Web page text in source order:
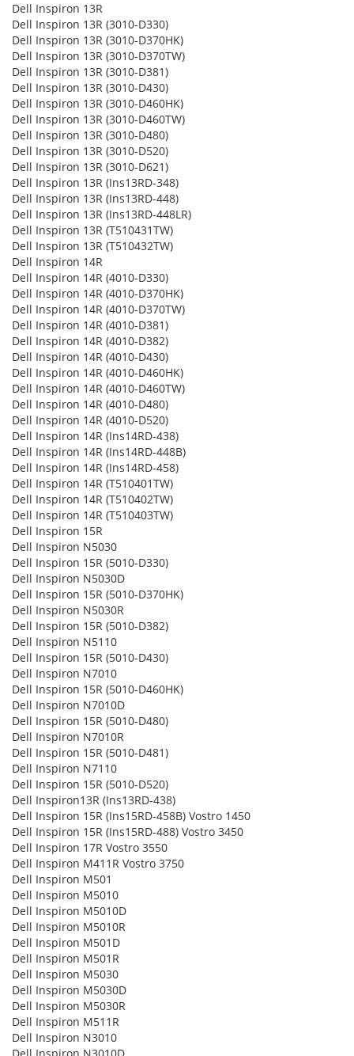
Dell Inspiron 13R
Dell Inspiron 13R (3010-D330)
Dell Inspiron 13R (3010-D370HK)
Dell Inspiron 13R (3010-D370TW)
Dell Inspiron 13R (3010-D381)
Dell Inspiron 13R (3010-D430)
Dell Inspiron 13R (3010-D460HK)
Dell Inspiron 13R (3010-D460TW)
Dell Inspiron 13R (3010-D480)
Dell Inspiron 13R (3010-D520)
Dell Inspiron 13R (3010-D621)
Dell Inspiron 13R (Ins13RD-348)
Dell Inspiron 13R (Ins13RD-448)
Dell Inspiron 13R (Ins13RD-448LR)
Dell Inspiron 13R (T510431TW)
Dell Inspiron 13R (T510432TW)
Dell Inspiron 14R
Dell Inspiron 14R (4010-D330)
Dell Inspiron 14R (4010-D370HK)
Dell Inspiron 14R (4010-D370TW)
Dell Inspiron 14R (4010-D381)
Dell Inspiron 14R (4010-D382)
Dell Inspiron 14R (4010-D430)
Dell Inspiron 14R (4010-D460HK)
Dell Inspiron 14R (4010-D460TW)
Dell Inspiron 14R (4010-D480)
Dell Inspiron 14R (4010-D520)
Dell Inspiron 14R (Ins14RD-438)
Dell Inspiron 14R (Ins14RD-448B)
Dell Inspiron 14R (Ins14RD-458)
Dell Inspiron 14R (T510401TW)
Dell Inspiron 14R (T510402TW)
Dell Inspiron 14R (T510403TW)
Dell Inspiron 15R
Dell Inspiron N5030
Dell Inspiron 15R (5010-D330)
Dell Inspiron N5030D
Dell Inspiron 15R (5010-D370HK)
Dell Inspiron N5030R
Dell Inspiron 15R (5010-D382)
Dell Inspiron N5110
Dell Inspiron 15R (5010-D430)
Dell Inspiron N7010
Dell Inspiron 15R (5010-D460HK)
Dell Inspiron N7010D
Dell Inspiron 15R (5010-D480)
Dell Inspiron N7010R
Dell Inspiron 15R (5010-D481)
Dell Inspiron N7110
Dell Inspiron 15R (5010-D520)
Dell Inspiron13R (Ins13RD-438)
Dell Inspiron 15R (Ins15RD-458B) Vostro 1450
Dell Inspiron 15R (Ins15RD-488) Vostro 3450
Dell Inspiron 17R Vostro 3550
Dell Inspiron M411R Vostro 3750
Dell Inspiron M501
Dell Inspiron M5010
Dell Inspiron M5010D
Dell Inspiron M5010R
Dell Inspiron M501D
Dell Inspiron M501R
Dell Inspiron M5030
Dell Inspiron M5030D
Dell Inspiron M5030R
Dell Inspiron M511R
Dell Inspiron N3010